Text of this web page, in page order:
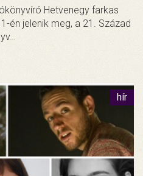
Hetvenegy farkas
én jelenik meg, a 21. Század
hír